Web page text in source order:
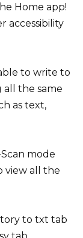
Home app!
accessibility
to write to
all the same
as text,
mode
view all the
to txt tab